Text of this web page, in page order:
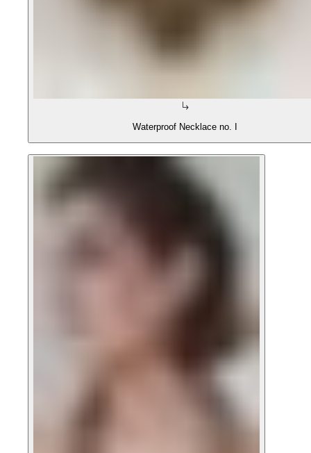
Waterproof Necklace no. I